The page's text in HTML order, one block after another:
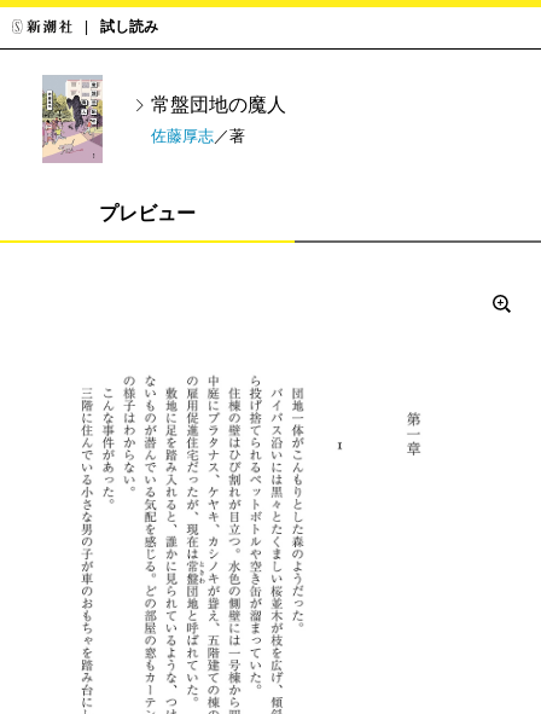
試し読み
常盤団地の魔人
佐藤厚志 ／著
プレビュー